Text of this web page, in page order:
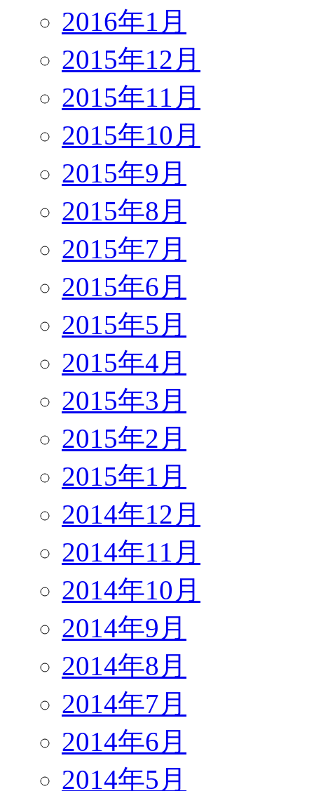
2016年1月
2015年12月
2015年11月
2015年10月
2015年9月
2015年8月
2015年7月
2015年6月
2015年5月
2015年4月
2015年3月
2015年2月
2015年1月
2014年12月
2014年11月
2014年10月
2014年9月
2014年8月
2014年7月
2014年6月
2014年5月